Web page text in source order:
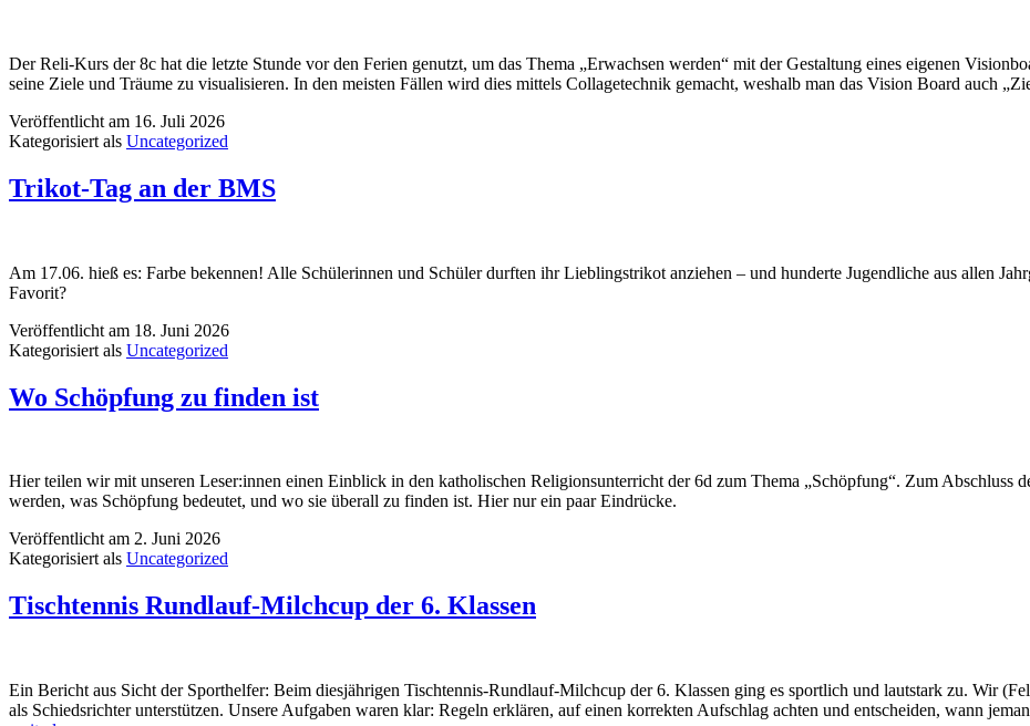
Der Reli-Kurs der 8c hat die letzte Stunde vor den Ferien genutzt, um das Thema „Erwachsen werden“ mit der Gestaltung eines eigenen
seine Ziele und Träume zu visualisieren. In den meisten Fällen wird dies mittels Collagetechnik gemacht, weshalb man das Vision Board auch
Veröffentlicht am 16. Juli 2026
Kategorisiert als Uncategorized
Trikot-Tag an der BMS
Am 17.06. hieß es: Farbe bekennen! Alle Schülerinnen und Schüler durften ihr Lieblingstrikot anziehen – und hunderte Jugendliche aus allen
Favorit?
Veröffentlicht am 18. Juni 2026
Kategorisiert als Uncategorized
Wo Schöpfung zu finden ist
Hier teilen wir mit unseren Leser:innen einen Einblick in den katholischen Religionsunterricht der 6d zum Thema „Schöpfung“. Zum Abschluss
werden, was Schöpfung bedeutet, und wo sie überall zu finden ist. Hier nur ein paar Eindrücke.
Veröffentlicht am 2. Juni 2026
Kategorisiert als Uncategorized
Tischtennis Rundlauf-Milchcup der 6. Klassen
Ein Bericht aus Sicht der Sporthelfer: Beim diesjährigen Tischtennis-Rundlauf-Milchcup der 6. Klassen ging es sportlich und lautstark zu. Wir
als Schiedsrichter unterstützen. Unsere Aufgaben waren klar: Regeln erklären, auf einen korrekten Aufschlag achten und entscheiden, wann